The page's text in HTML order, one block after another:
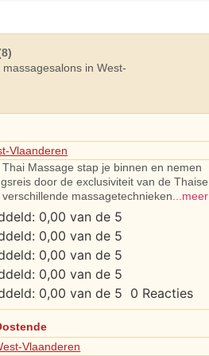
in West-
Vlaanderen
Massage stap je binnen en nemen
door de exclusiviteit van de Thaise
massagetechnieken...meer
0 Reacties
Vlaanderen